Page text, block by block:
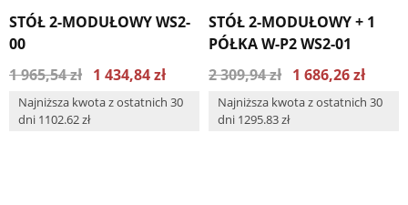
STÓŁ 2-MODUŁOWY WS2-
00
1 965,54 zł 1 434,84 zł
Najniższa kwota z ostatnich 30
dni 1102.62 zł
STÓŁ 2-MODUŁOWY + 1
PÓŁKA W-P2 WS2-01
2 309,94 zł 1 686,26 zł
Najniższa kwota z ostatnich 30
dni 1295.83 zł